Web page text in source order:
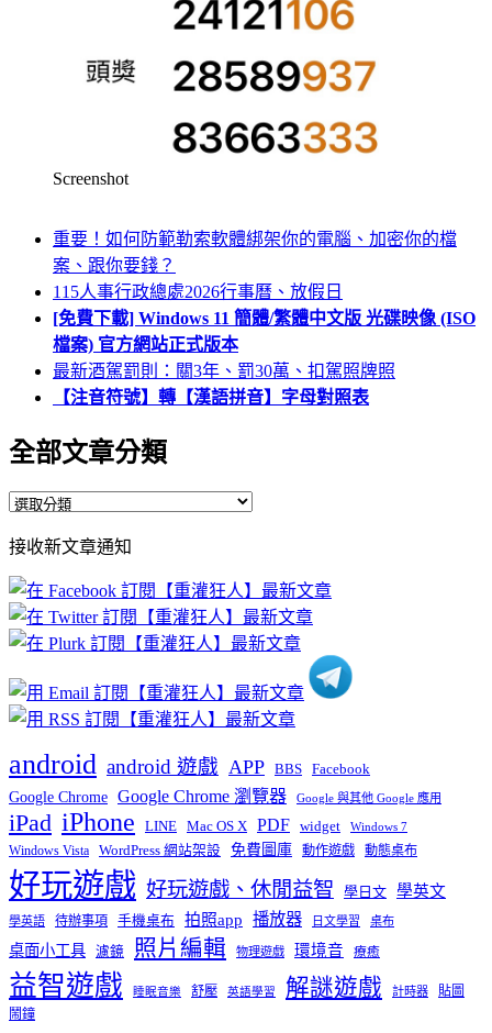
Screenshot
重要！如何防範勒索軟體綁架你的電腦、加密你的檔
案、跟你要錢？
115人事行政總處2026行事曆、放假日
[免費下載] Windows 11 簡體/繁體中文版 光碟映像 (ISO
檔案) 官方網站正式版本
最新酒駕罰則：關3年、罰30萬、扣駕照牌照
【注音符號】轉【漢語拼音】字母對照表
全部文章分類
全
文
章
分
類
接收新文章通知
android android 遊戲 APP BBS Facebook
Google Chrome Google Chrome 瀏覽器 Google 與其他 Google 應用
iPad iPhone LINE Mac OS X PDF widget Windows 7
Windows Vista WordPress 網站架設 免費圖庫 動作遊戲 動態桌布
好玩遊戲 好玩遊戲、休閒益智 學日文 學英文
學英語 待辦事項 手機桌布 拍照app 播放器 日文學習 桌布
桌面小工具 濾鏡 照片編輯 物理遊戲 環境音 療癒
益智遊戲 睡眠音樂 舒壓 英語學習 解謎遊戲 計時器
貼圖
鬧鐘